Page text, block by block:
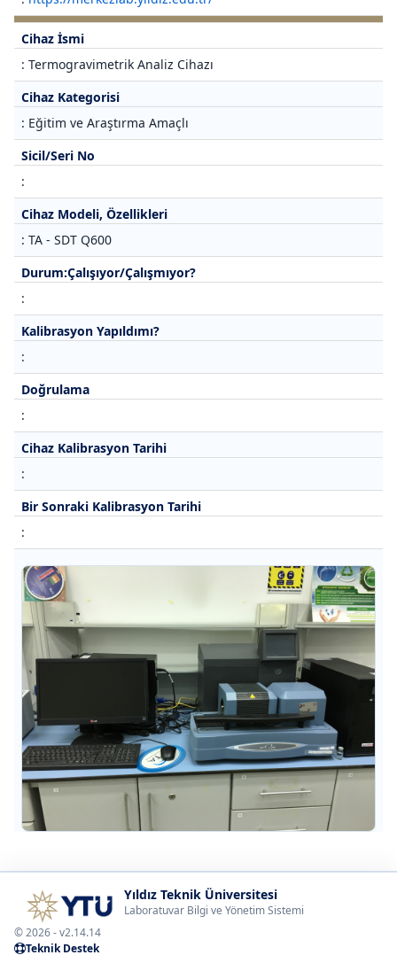
Cihaz İsmi
: Termogravimetrik Analiz Cihazı
Cihaz Kategorisi
: Eğitim ve Araştırma Amaçlı
Sicil/Seri No
:
Cihaz Modeli, Özellikleri
: TA - SDT Q600
Durum:Çalışıyor/Çalışmıyor?
:
Kalibrasyon Yapıldımı?
:
Doğrulama
:
Cihaz Kalibrasyon Tarihi
:
Bir Sonraki Kalibrasyon Tarihi
:
Yıldız Teknik Üniversitesi
Laboratuvar Bilgi ve Yönetim Sistemi
© 2026 - v2.14.14
Teknik Destek